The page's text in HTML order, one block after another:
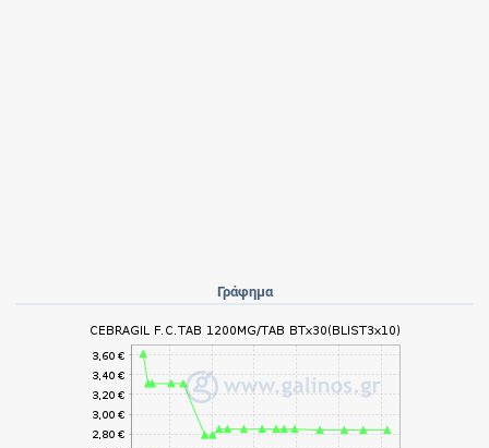
Γράφημα